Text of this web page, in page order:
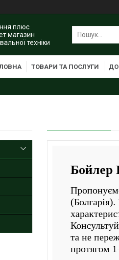
плюс
магазин
техніки
ТОВАРИ ТА ПОСЛУГИ
Бойлер
(Болгарія).
та не
протягом